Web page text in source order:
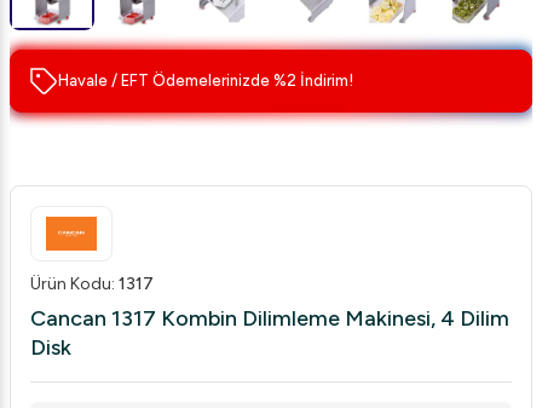
Havale / EFT Ödemelerinizde %2 İndirim!
Ürün Kodu: 1317
Cancan 1317 Kombin Dilimleme Makinesi, 4 Dilim
Disk